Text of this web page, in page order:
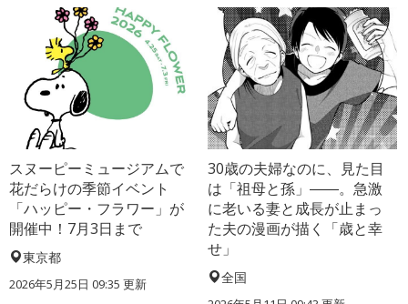
スヌーピーミュージアムで
花だらけの季節イベント
「ハッピー・フラワー」が
開催中！7月3日まで
東京都
2026年5月25日 09:35 更新
30歳の夫婦なのに、見た目
は「祖母と孫」――。急激
に老いる妻と成長が止まっ
た夫の漫画が描く「歳と幸
せ」
全国